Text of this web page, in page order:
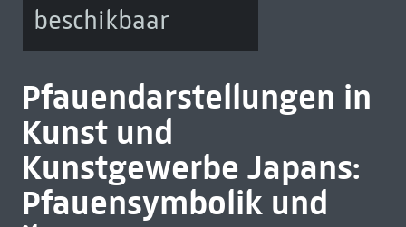
beschikbaar
Pfauendarstellungen in
Kunst und
Kunstgewerbe Japans:
Pfauensymbolik und